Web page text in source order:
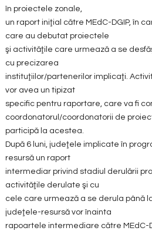
în proiectele zonale,
un raport iniţial către MEdC-DGIP, în
care au debutat proiectele
şi activităţile care urmează a se
cu precizarea
instituţiilor/partenerilor implicaţi.
vor avea un tipizat
specific pentru raportare, care va fi
coordonatorul/coordonatorii de
participă la acestea.
După 6 luni, judeţele implicate în
resursă un raport
intermediar privind stadiul derulării
activităţile derulate şi cu
cele care urmează a se derula până
judeţele-resursă vor înainta
rapoartele intermediare către MEdC-